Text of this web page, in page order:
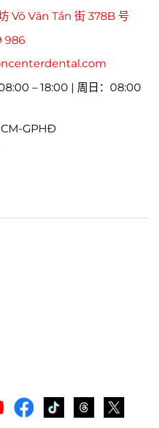
Võ Văn Tần 街 378B 号
986
– 18:00 | 周日：08:00
GPHĐ